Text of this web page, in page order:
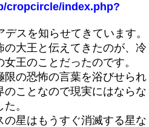
cropcircle/index.php?
スを知らせてきています。
の大王と伝えてきたのが、冷
王のことだったのです。
限の恐怖の言葉を浴びせられ
のことなので現実にはならな
。
の星はもうすぐ消滅する星な